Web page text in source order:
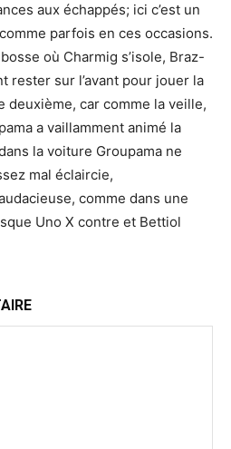
aux échappés; ici c’est un
parfois en ces occasions.
où Charmig s’isole, Braz-
rester sur l’avant pour jouer la
deuxième, car comme la veille,
a vaillamment animé la
la voiture Groupama ne
mal éclaircie,
comme dans une
Uno X contre et Bettiol